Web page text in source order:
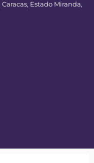
Estado Miranda,